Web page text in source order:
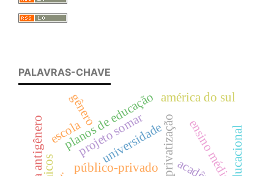
PALAVRAS-CHAVE
privatização
projeto somar
público-privado
universidade
planos de educação
gênero américa do sul
escola ensino médio